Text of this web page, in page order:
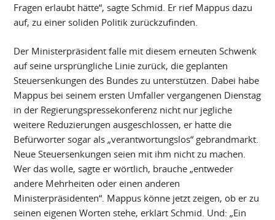
Fragen erlaubt hätte“, sagte Schmid. Er rief Mappus dazu
auf, zu einer soliden Politik zurückzufinden.
Der Ministerpräsident falle mit diesem erneuten Schwenk
auf seine ursprüngliche Linie zurück, die geplanten
Steuersenkungen des Bundes zu unterstützen. Dabei habe
Mappus bei seinem ersten Umfaller vergangenen Dienstag
in der Regierungspressekonferenz nicht nur jegliche
weitere Reduzierungen ausgeschlossen, er hatte die
Befürworter sogar als „verantwortungslos“ gebrandmarkt.
Neue Steuersenkungen seien mit ihm nicht zu machen.
Wer das wolle, sagte er wörtlich, brauche „entweder
andere Mehrheiten oder einen anderen
Ministerpräsidenten“. Mappus könne jetzt zeigen, ob er zu
seinen eigenen Worten stehe, erklärt Schmid. Und: „Ein